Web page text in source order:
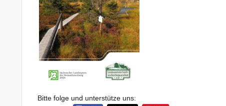
Bitte folge und unterstütze uns: